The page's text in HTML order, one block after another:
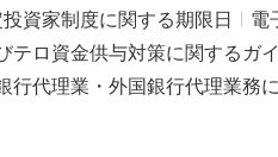
資家制度に関する期限日
電
テロ資金供与対策に関するガ
行代理業・外国銀行代理業務